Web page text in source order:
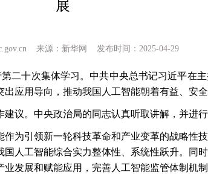
展
来源：新华网 发布时间：2025-04-29
二十次集体学习。中共中央总书记习近平在
应用导向，推动我国人工智能朝着有益、安
议。中央政治局的同志认真听取讲解，并进行
为引领新一轮科技革命和产业变革的战略性
人工智能综合实力整体性、系统性跃升。同
发展和赋能应用，完善人工智能监管体制机